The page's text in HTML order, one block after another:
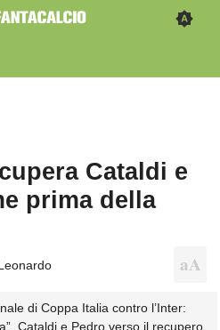
Cataldi e
prima della
di Coppa Italia contro l’Inter:
Cataldi e Pedro verso il recupero.